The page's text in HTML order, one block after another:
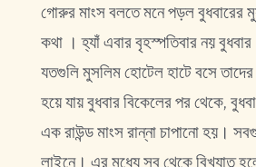
গোরুর মাংস বলতে মনে পড়ল বুধবারের
কথা । হ্যাঁ এবার বৃহস্পতিবার নয়
যতগুলি মুসলিম হোটেল হাটে বসে
হয়ে যায় বুধবার বিকেলের পর থেকে,
এক রাউন্ড মাংস রান্না চাপানো হয়।
লাইনে। এর মধ্যে সব থেকে বিখ্যাত